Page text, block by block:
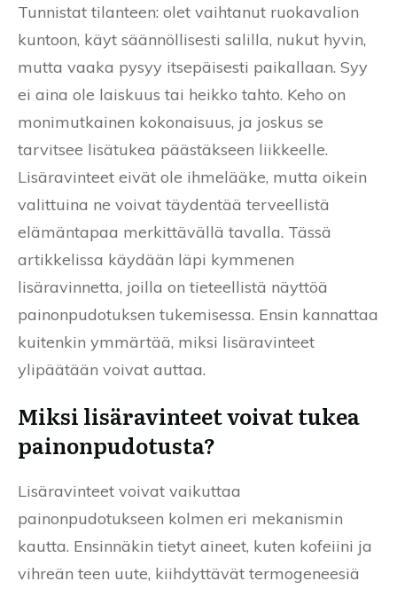
Tunnistat tilanteen: olet vaihtanut ruokavalion
kuntoon, käyt säännöllisesti salilla, nukut hyvin,
mutta vaaka pysyy itsepäisesti paikallaan. Syy
ei aina ole laiskuus tai heikko tahto. Keho on
monimutkainen kokonaisuus, ja joskus se
tarvitsee lisätukea päästäkseen liikkeelle.
Lisäravinteet eivät ole ihmelääke, mutta oikein
valittuina ne voivat täydentää terveellistä
elämäntapaa merkittävällä tavalla. Tässä
artikkelissa käydään läpi kymmenen
lisäravinnetta, joilla on tieteellistä näyttöä
painonpudotuksen tukemisessa. Ensin kannattaa
kuitenkin ymmärtää, miksi lisäravinteet
ylipäätään voivat auttaa.
Miksi lisäravinteet voivat tukea
painonpudotusta?
Lisäravinteet voivat vaikuttaa
painonpudotukseen kolmen eri mekanismin
kautta. Ensinnäkin tietyt aineet, kuten kofeiini ja
vihreän teen uute, kiihdyttävät termogeneesiä